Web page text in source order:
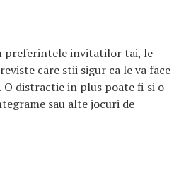
preferintele invitatilor tai, le
care stii sigur ca le va face
O distractie in plus poate fi si o
sau alte jocuri de